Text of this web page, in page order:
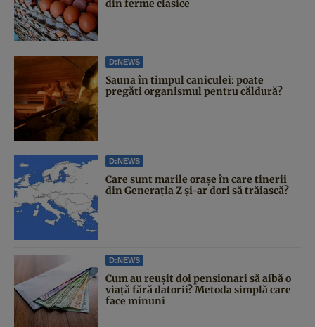
din ferme clasice
D:NEWS
Sauna în timpul caniculei: poate
pregăti organismul pentru căldură?
D:NEWS
Care sunt marile orașe în care tinerii
din Generația Z și-ar dori să trăiască?
D:NEWS
Cum au reușit doi pensionari să aibă o
viață fără datorii? Metoda simplă care
face minuni